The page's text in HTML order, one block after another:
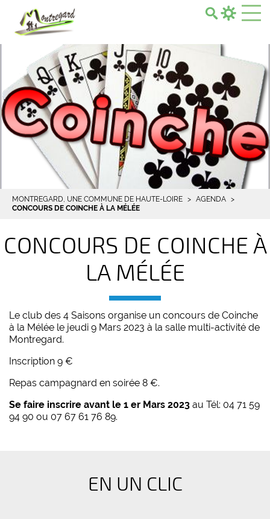
MONTREGARD, UNE COMMUNE DE HAUTE-LOIRE
AGENDA
CONCOURS DE COINCHE À LA MÉLÉE
CONCOURS DE COINCHE À
LA MÉLÉE
Le club des 4 Saisons organise un concours de Coinche
à la Mélée le jeudi 9 Mars 2023 à la salle multi-activité de
Montregard.
Inscription 9 €
Repas campagnard en soirée 8 €.
Se faire inscrire avant le 1 er Mars 2023 au Tél: 04 71 59
94 90 ou 07 67 61 76 89.
EN UN CLIC